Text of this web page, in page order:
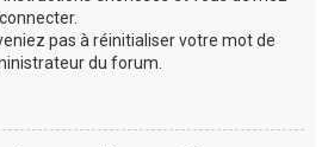
pas à réinitialiser votre mot de
du forum.